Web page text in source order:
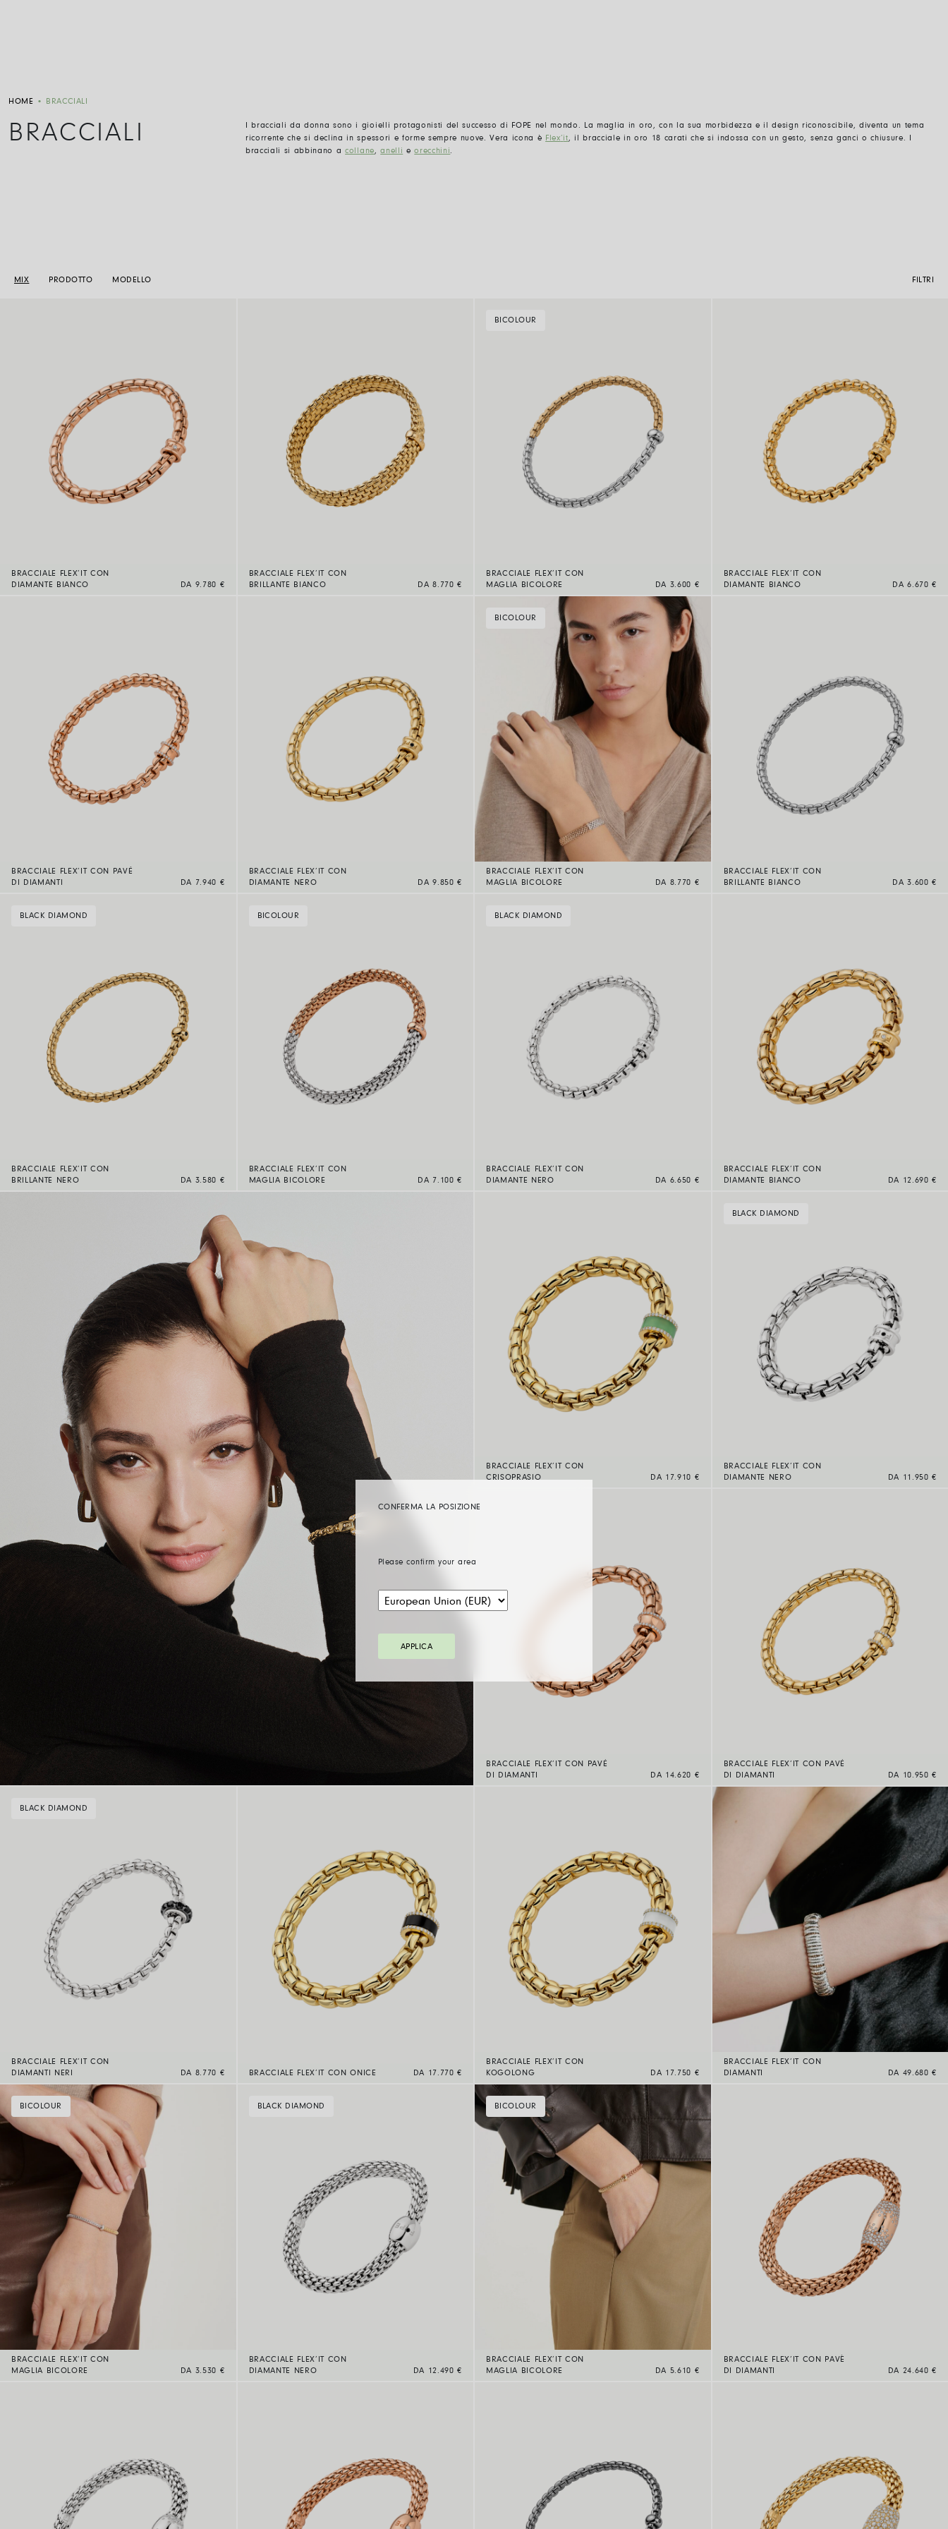
CONFERMA LA POSIZIONE
Please confirm your area
APPLICA
HOME • BRACCIALI
BRACCIALI
I bracciali da donna sono i gioielli protagonisti del successo di FOPE nel mondo. La maglia in oro, con la sua morbidezza e il design riconoscibile, diventa un tema
ricorrente che si declina in spessori e forme sempre nuove. Vera icona è Flex’it, il bracciale in oro 18 carati che si indossa con un gesto, senza ganci o chiusure. I
bracciali si abbinano acollane,anelli eorecchini.
MIX PRODOTTO MODELLO FILTRI
BRACCIALE FLEX’IT CON
DIAMANTE BIANCO
DA 9.780 €
BRACCIALE FLEX’IT CON
BRILLANTE BIANCO
DA 8.770 €
BICOLOUR
BRACCIALE FLEX’IT CON
MAGLIA BICOLORE
DA 3.600 €
BRACCIALE FLEX’IT CON
DIAMANTE BIANCO
DA 6.670 €
BRACCIALE FLEX’IT CON PAVÉ
DI DIAMANTI
DA 7.940 €
BRACCIALE FLEX’IT CON
DIAMANTE NERO
DA 9.850 €
BICOLOUR
BRACCIALE FLEX’IT CON
MAGLIA BICOLORE
DA 8.770 €
BRACCIALE FLEX’IT CON
BRILLANTE BIANCO
DA 3.600 €
BLACK DIAMOND
BRACCIALE FLEX’IT CON
BRILLANTE NERO
DA 3.580 €
BICOLOUR
BRACCIALE FLEX’IT CON
MAGLIA BICOLORE
DA 7.100 €
BLACK DIAMOND
BRACCIALE FLEX’IT CON
DIAMANTE NERO
DA 6.650 €
BRACCIALE FLEX’IT CON
DIAMANTE BIANCO
DA 12.690 €
BRACCIALE FLEX’IT CON
CRISOPRASIO
DA 17.910 €
BLACK DIAMOND
BRACCIALE FLEX’IT CON
DIAMANTE NERO
DA 11.950 €
BRACCIALE FLEX’IT CON PAVÉ
DI DIAMANTI
DA 14.620 €
BRACCIALE FLEX’IT CON PAVÉ
DI DIAMANTI
DA 10.950 €
BLACK DIAMOND
BRACCIALE FLEX’IT CON
DIAMANTI NERI
DA 8.770 € BRACCIALE FLEX’IT CON ONICE DA 17.770 €
BRACCIALE FLEX’IT CON
KOGOLONG
DA 17.750 €
BRACCIALE FLEX’IT CON
DIAMANTI
DA 49.680 €
BICOLOUR
BRACCIALE FLEX’IT CON
MAGLIA BICOLORE
DA 3.530 €
BLACK DIAMOND
BRACCIALE FLEX’IT CON
DIAMANTE NERO
DA 12.490 €
BICOLOUR
BRACCIALE FLEX’IT CON
MAGLIA BICOLORE
DA 5.610 €
BRACCIALE FLEX’IT CON PAVÈ
DI DIAMANTI
DA 24.640 €